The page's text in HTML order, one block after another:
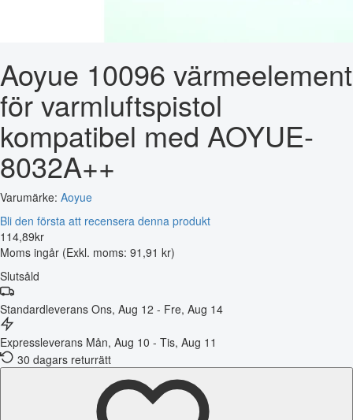
Aoyue 10096 värmeelement
för varmluftspistol
kompatibel med AOYUE-
8032A++
Varumärke: Aoyue
Bli den första att recensera denna produkt
114,89kr
Moms ingår (Exkl. moms: 91,91 kr)
Slutsåld
Standardleverans Ons, Aug 12 - Fre, Aug 14
Expressleverans Mån, Aug 10 - Tis, Aug 11
30 dagars returrätt